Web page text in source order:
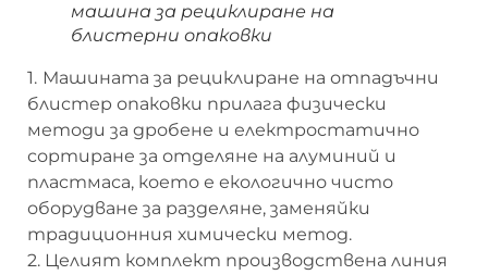
машина за рециклиране на
блистерни опаковки
1. Машината за рециклиране на отпадъчни
блистер опаковки прилага физически
методи за дробене и електростатично
сортиране за отделяне на алуминий и
пластмаса, което е екологично чисто
оборудване за разделяне, заменяйки
традиционния химически метод.
2. Целият комплект производствена линия